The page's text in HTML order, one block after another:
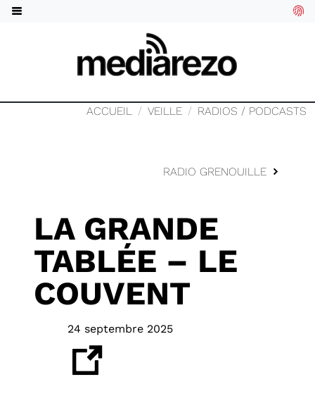
ACCUEIL VEILLE RADIOS / PODCASTS
RADIO GRENOUILLE
LA GRANDE
TABLÉE – LE
COUVENT
24 septembre 2025